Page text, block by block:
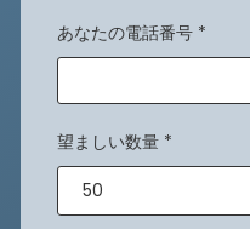
あなたの電話番号 *
望ましい数量 *